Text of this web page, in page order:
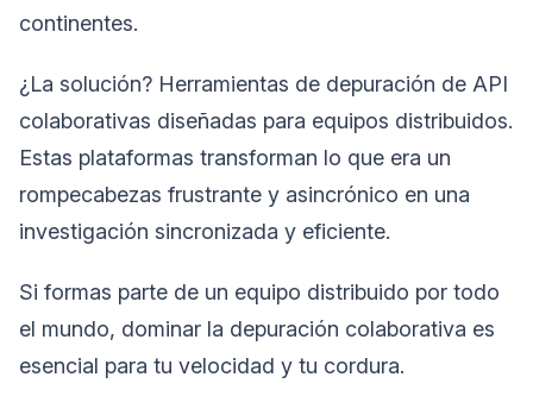
continentes.
¿La solución? Herramientas de depuración de API
colaborativas diseñadas para equipos distribuidos.
Estas plataformas transforman lo que era un
rompecabezas frustrante y asincrónico en una
investigación sincronizada y eficiente.
Si formas parte de un equipo distribuido por todo
el mundo, dominar la depuración colaborativa es
esencial para tu velocidad y tu cordura.